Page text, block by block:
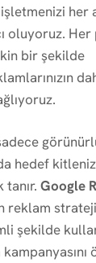
her
oluyoruz.
bir şekilde
hedef
tanır. Google
reklam
şekilde